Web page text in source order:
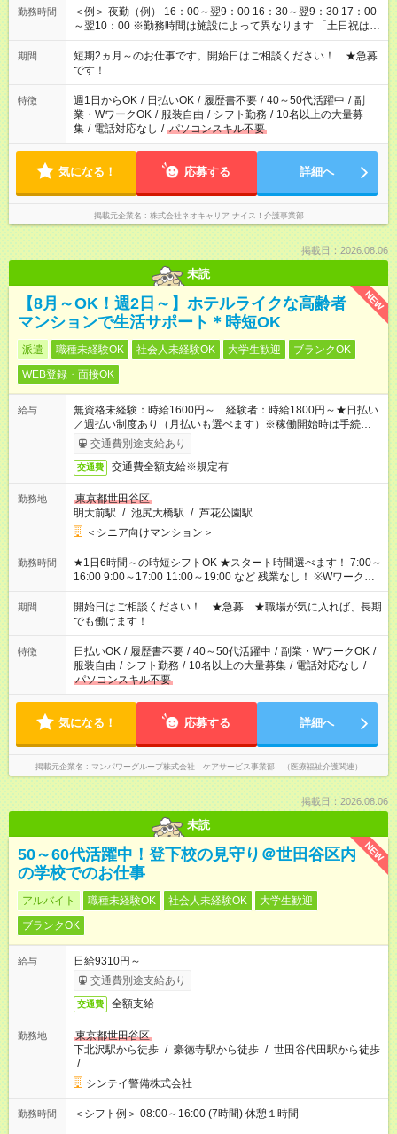
勤務時間
＜例＞ 夜勤（例） 16：00～翌9：00 16：30～翌9：30 17：00
～翌10：00 ※勤務時間は施設によって異なります 「土日祝は休
みたい」 「しっかり稼ぎたい」 「もう少し遅い時間から始めた
い」など ご希望にあったお仕事をご案内いたします。 ※未経験
の方の場合は1～2ヶ月間は日中での仕事を経験いただき、 お
仕事に慣れてからの夜勤になります。 ★家庭の都合でお休みが
必要な場合も遠慮なくご相談ください。
期間
短期2ヵ月～のお仕事です。開始日はご相談ください！ ★急募
です！
特徴 週1日からOK / 日払いOK / 履歴書不要 / 40～50代活躍中 / 副
業・WワークOK / 服装自由 / シフト勤務 / 10名以上の大量募
集 / 電話対応なし / パソコンスキル不要
気になる！ 応募する 詳細へ
掲載元企業名 株式会社ネオキャリア ナイス！介護事業部
掲載日：2026.08.06
未読
NEW
【8月～OK！週2日～】ホテルライクな高齢者
マンションで生活サポート＊時短OK
派遣 職種未経験OK 社会人未経験OK 大学生歓迎
ブランクOK
WEB登録・面接OK
給与
無資格未経験：時給1600円～ 経験者：時給1800円～★日払い
／週払い制度あり（月払いも選べます）※稼働開始時は手続き完
了次第のお支払いとなります。
交通費別途支給あり
交通費 交通費全額支給※規定有
勤務地
東京都世田谷区
明大前駅 / 池尻大橋駅 / 芦花公園駅
＜シニア向けマンション＞
勤務時間
★1日6時間～の時短シフトOK ★スタート時間選べます！ 7:00～
16:00 9:00～17:00 11:00～19:00 など 残業なし！ ※Wワークの
場合、他のお仕事と合わせ週40時間超の就業はご案内できませ
ん ※法令に基づき、週20時間以上勤務は社会保険への加入対象
となります ※労働者派遣法（日雇い派遣の原則禁止）により、
短時間・短期間の就業はご案内が難しい場合があります
期間
開始日はご相談ください！ ★急募 ★職場が気に入れば、長期
でも働けます！
特徴 日払いOK / 履歴書不要 / 40～50代活躍中 / 副業・WワークOK /
服装自由 / シフト勤務 / 10名以上の大量募集 / 電話対応なし /
パソコンスキル不要
気になる！ 応募する 詳細へ
掲載元企業名 マンパワーグループ株式会社 ケアサービス事業部 （医療福祉介護関連）
掲載日：2026.08.06
未読
NEW
50～60代活躍中！登下校の見守り＠世田谷区内
の学校でのお仕事
アルバイト 職種未経験OK 社会人未経験OK
大学生歓迎
ブランクOK
給与
日給9310円～
交通費別途支給あり
交通費 全額支給
勤務地
東京都世田谷区
下北沢駅から徒歩 / 豪徳寺駅から徒歩 / 世田谷代田駅から徒歩
/ …
シンテイ警備株式会社
勤務時間 ＜シフト例＞ 08:00～16:00 (7時間) 休憩１時間